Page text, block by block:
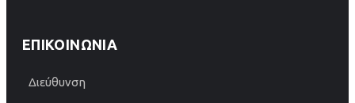
ΕΠΙΚΟΙΝΩΝΊΑ
Διεύθυνση